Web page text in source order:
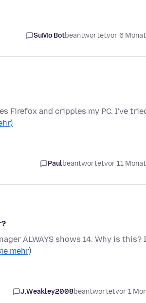
SuMo Botbeantwortetvor 6
Firefox and cripples my PC. I've
Paulbeantwortetvor 11
ALWAYS shows 14. Why is this? I
mehr)
J.Weakley2008beantwortetvor 1